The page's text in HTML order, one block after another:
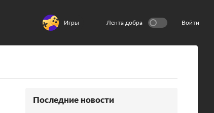
Игры Лента добра Войти
Последние новости